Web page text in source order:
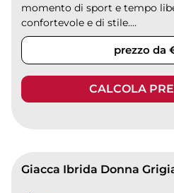
momento di sport e tempo
confortevole e di stile....
prezzo da
CALCOLA